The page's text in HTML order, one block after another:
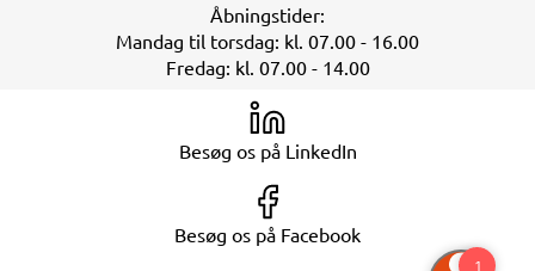
Åbningstider:
Mandag til torsdag: kl. 07.00 - 16.00
Fredag: kl. 07.00 - 14.00
Besøg os på LinkedIn
Besøg os på Facebook